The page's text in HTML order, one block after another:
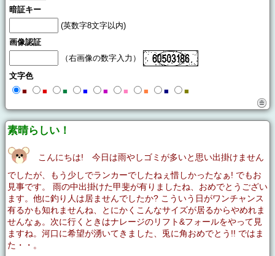
暗証キー
(英数字8文字以内)
画像認証
（右画像の数字入力）
文字色
■
■ ■ ■ ■ ■ ■ ■ ■
素晴らしい！
こんにちは! 今日は雨やしゴミが多いと思い出掛けません
でしたが、もう少しでランカーでしたねぇ惜しかったなぁ! でもお
見事です。 雨の中出掛けた甲斐が有りましたね、おめでとうござい
ます。他に釣り人は居ませんでしたか? こういう日がワンチャンス
有るかも知れませんね、とにかくこんなサイズが居るからやめれま
せんなぁ。次に行くときはナレージのリフト&フォールをやって見
ますね。河口に希望が湧いてきました、兎に角おめでとう!! ではま
た・・。